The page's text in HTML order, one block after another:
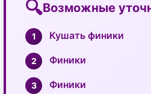
Возможные
Кушать финики
Финики
Финики